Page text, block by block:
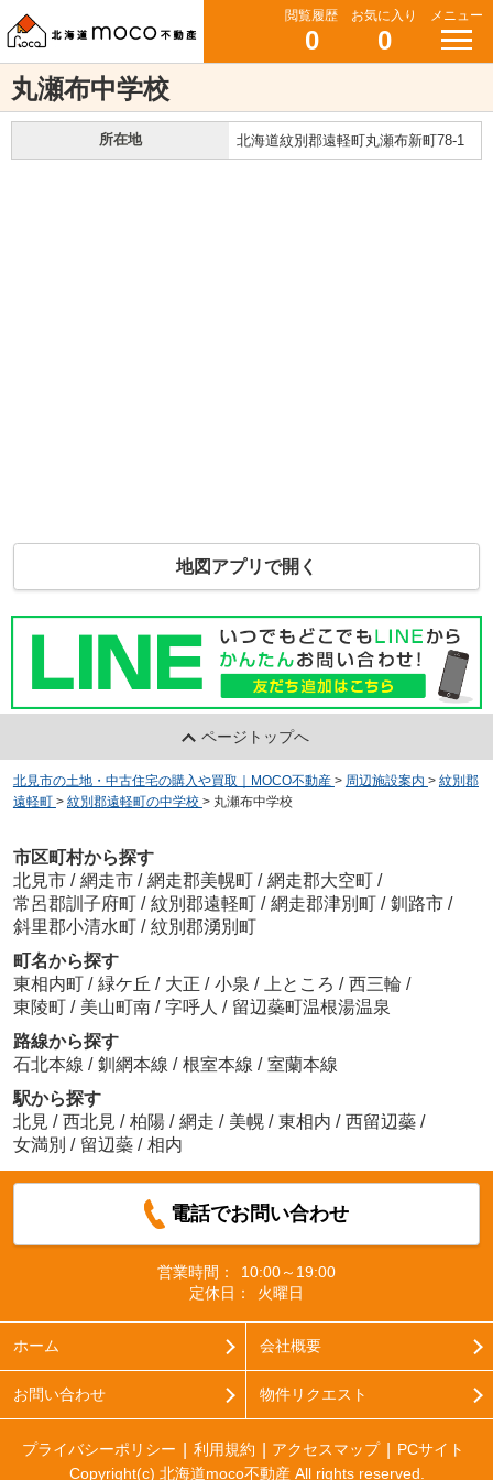
閲覧履歴
0
お気に入り
0
メニュー
丸瀬布中学校
所在地 北海道紋別郡遠軽町丸瀬布新町78-1
地図アプリで開く
ページトップへ
北見市の土地・中古住宅の購入や買取｜MOCO不動産 > 周辺施設案内 > 紋別郡
遠軽町 > 紋別郡遠軽町の中学校 > 丸瀬布中学校
市区町村から探す
北見市 / 網走市 / 網走郡美幌町 / 網走郡大空町 /
常呂郡訓子府町 / 紋別郡遠軽町 / 網走郡津別町 / 釧路市 /
斜里郡小清水町 / 紋別郡湧別町
町名から探す
東相内町 / 緑ケ丘 / 大正 / 小泉 / 上ところ / 西三輪 /
東陵町 / 美山町南 / 字呼人 / 留辺蘂町温根湯温泉
路線から探す
石北本線 / 釧網本線 / 根室本線 / 室蘭本線
駅から探す
北見 / 西北見 / 柏陽 / 網走 / 美幌 / 東相内 / 西留辺蘂 /
女満別 / 留辺蘂 / 相内
電話でお問い合わせ
営業時間：
10:00～19:00
定休日：
火曜日
ホーム 会社概要
お問い合わせ 物件リクエスト
プライバシーポリシー 利用規約 アクセスマップ
PCサイト
Copyright(c) 北海道moco不動産 All rights reserved.